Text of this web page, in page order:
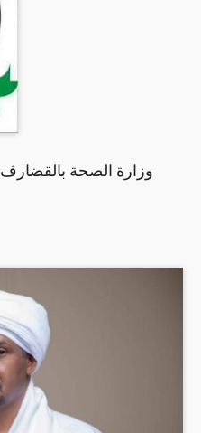
وزارة الصحة